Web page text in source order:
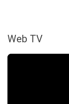
Web TV